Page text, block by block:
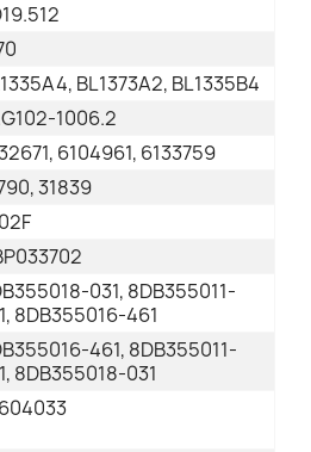
BL1373A2, BL1335B4
1006.2
6104961, 6133759
31839
031, 8DB355011-
8DB355016-461
461, 8DB355011-
8DB355018-031